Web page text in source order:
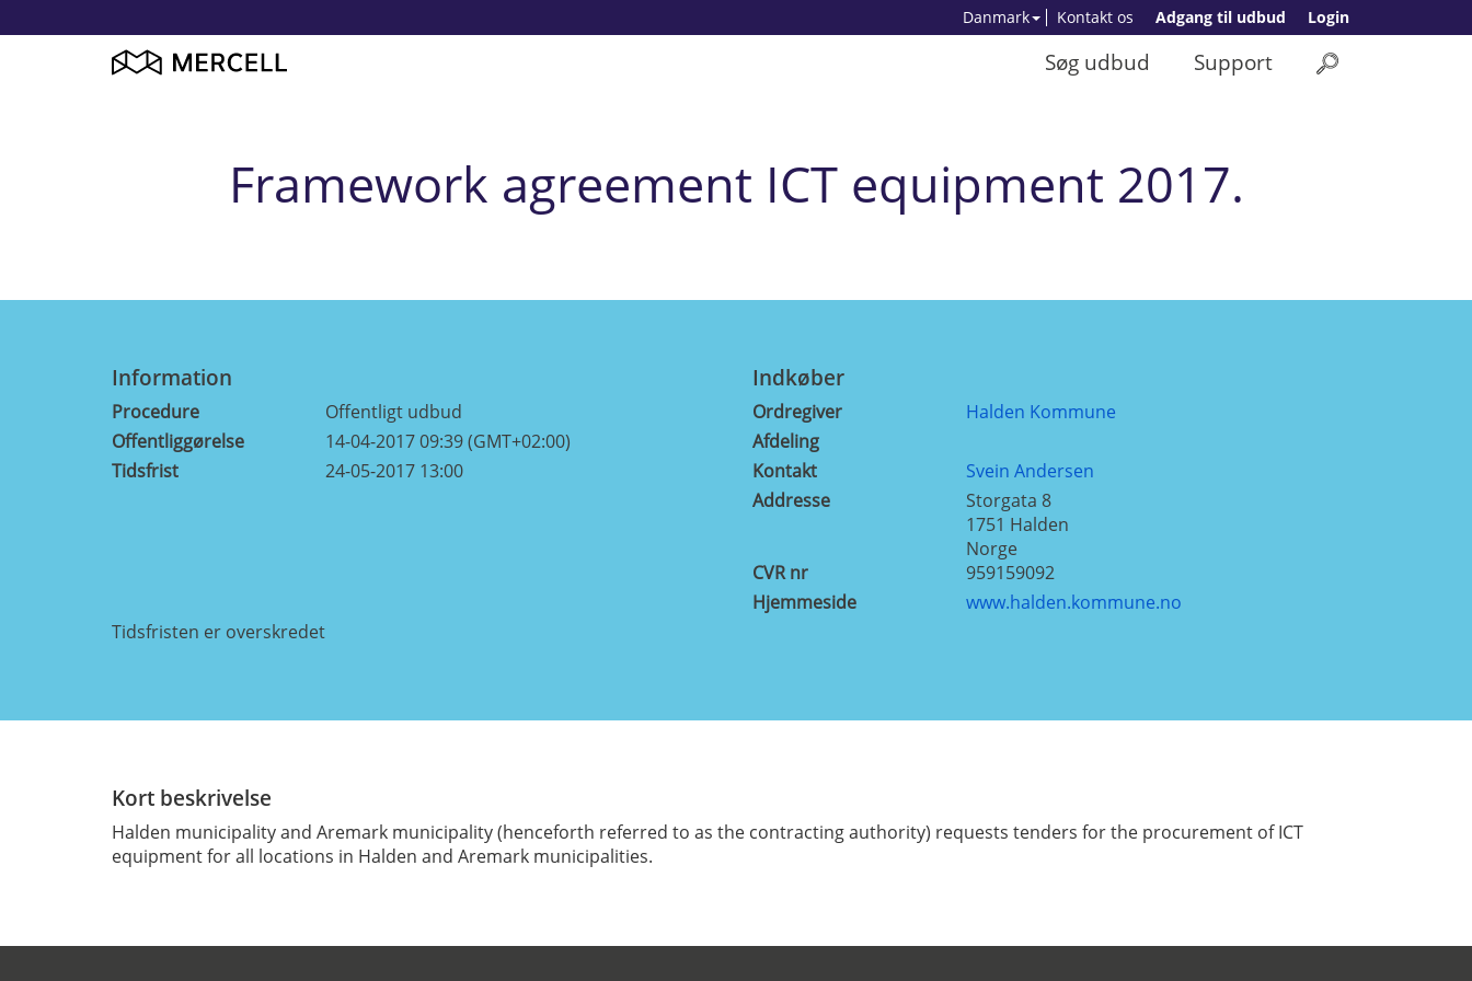
Login
Adgang til udbud
Kontakt os
Danmark
Support
Søg udbud
Framework agreement ICT equipment 2017.
Information
Procedure
Offentligt udbud
Offentliggørelse
14-04-2017 09:39 (GMT+02:00)
Tidsfrist
24-05-2017 13:00
Indkøber
Ordregiver
Halden Kommune
Afdeling
Kontakt
Svein Andersen
Addresse
Storgata 8
1751 Halden
Norge
CVR nr
959159092
Hjemmeside
www.halden.kommune.no
Tidsfristen er overskredet
Kort beskrivelse
Halden municipality and Aremark municipality (henceforth referred to as the contracting authority) requests tenders for the procurement of ICT
equipment for all locations in Halden and Aremark municipalities.